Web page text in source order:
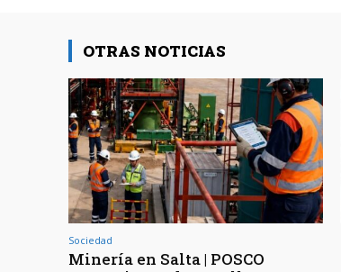
OTRAS NOTICIAS
Sociedad
Minería en Salta | POSCO